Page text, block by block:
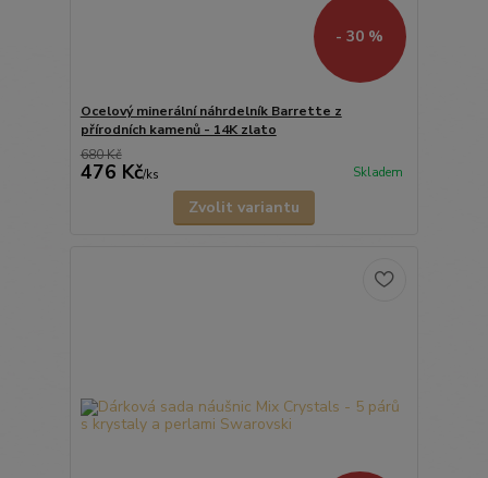
- 30 %
Ocelový minerální náhrdelník Barrette z
přírodních kamenů - 14K zlato
680 Kč
476 Kč/ks Skladem
Zvolit variantu